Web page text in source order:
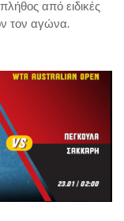
από ειδικές
τον αγώνα.